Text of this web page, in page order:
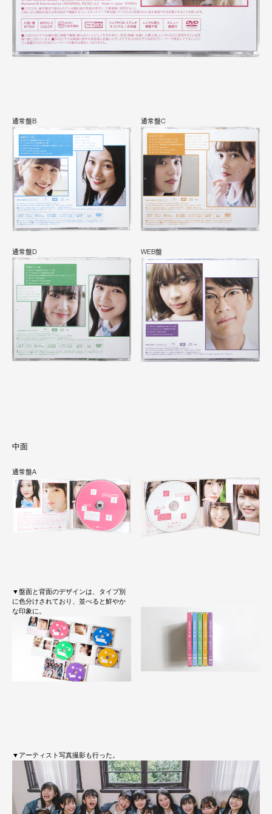
通常盤B 通常盤C
通常盤D WEB盤
中面
通常盤A
▼盤面と背面のデザインは、タイプ別
に色分けされており、並べると鮮やか
な印象に。
▼アーティスト写真撮影も行った。